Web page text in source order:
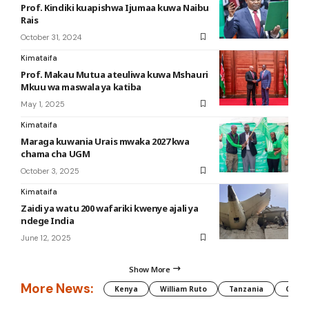
Prof. Kindiki kuapishwa Ijumaa kuwa Naibu
Rais
October 31, 2024
Kimataifa
Prof. Makau Mutua ateuliwa kuwa Mshauri
Mkuu wa maswala ya katiba
May 1, 2025
Kimataifa
Maraga kuwania Urais mwaka 2027 kwa
chama cha UGM
October 3, 2025
Kimataifa
Zaidi ya watu 200 wafariki kwenye ajali ya
ndege India
June 12, 2025
Show More
More News: Kenya William Ruto Tanzania CAF